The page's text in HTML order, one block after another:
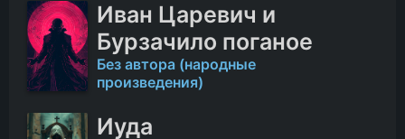
Иван Царевич и
Бурзачило поганое
Без автора (народные
произведения)
Иуда